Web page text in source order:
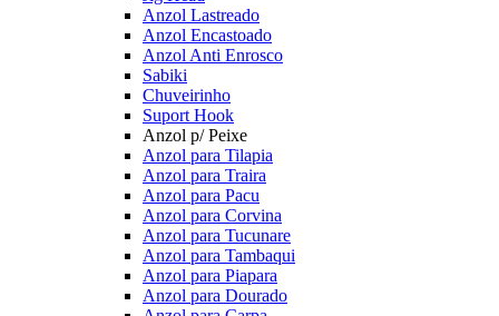
Anzol Lastreado
Anzol Encastoado
Anzol Anti Enrosco
Sabiki
Chuveirinho
Suport Hook
Anzol p/ Peixe
Anzol para Tilapia
Anzol para Traira
Anzol para Pacu
Anzol para Corvina
Anzol para Tucunare
Anzol para Tambaqui
Anzol para Piapara
Anzol para Dourado